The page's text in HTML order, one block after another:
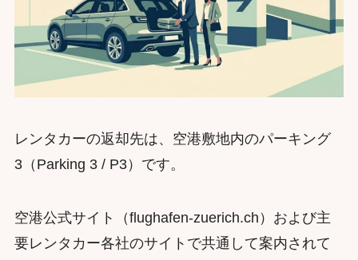
レンタカーの返却先は、空港敷地内のパーキング
3（Parking 3 / P3）です。
空港公式サイト（flughafen-zuerich.ch）および主
要レンタカー各社のサイトで共通して案内されて